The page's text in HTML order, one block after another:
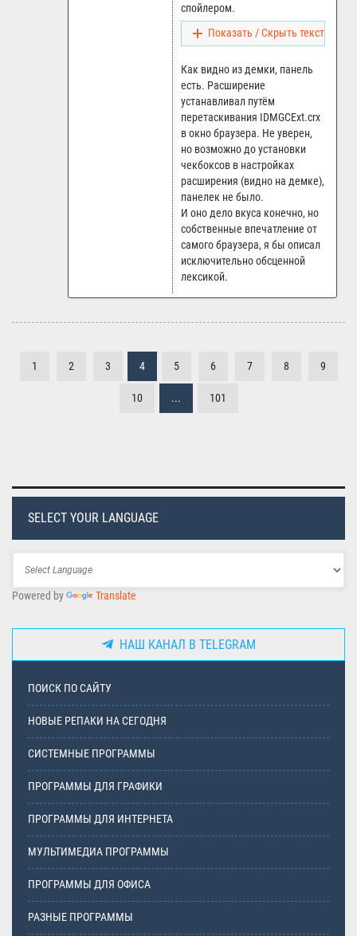
спойлером.
Показать / Скрыть текст
Как видно из демки, панель
есть. Расширение
устанавливал путём
перетаскивания IDMGCExt.crx
в окно браузера. Не уверен,
но возможно до установки
чекбоксов в настройках
расширения (видно на демке),
панелек не было.
И оно дело вкуса конечно, но
собственные впечатление от
самого браузера, я бы описал
исключительно обсценной
лексикой.
1 2 3 4 5 6 7 8 9
10 ... 101
SELECT YOUR LANGUAGE
Powered by Translate
НАШ КАНАЛ В TELEGRAM
ПОИСК ПО САЙТУ
НОВЫЕ РЕПАКИ НА СЕГОДНЯ
СИСТЕМНЫЕ ПРОГРАММЫ
ПРОГРАММЫ ДЛЯ ГРАФИКИ
ПРОГРАММЫ ДЛЯ ИНТЕРНЕТА
МУЛЬТИМЕДИА ПРОГРАММЫ
ПРОГРАММЫ ДЛЯ ОФИСА
РАЗНЫЕ ПРОГРАММЫ